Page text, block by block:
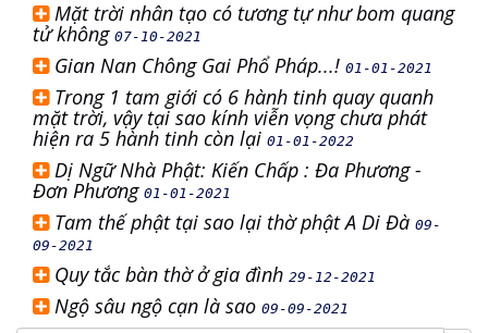
Mặt trời nhân tạo có tương tự như bom quang
tử không 07-10-2021
Gian Nan Chông Gai Phổ Pháp...! 01-01-2021
Trong 1 tam giới có 6 hành tinh quay quanh
mặt trời, vậy tại sao kính viễn vọng chưa phát
hiện ra 5 hành tinh còn lại 01-01-2022
Dị Ngữ Nhà Phật: Kiến Chấp : Đa Phương -
Đơn Phương 01-01-2021
Tam thế phật tại sao lại thờ phật A Di Đà 09-
09-2021
Quy tắc bàn thờ ở gia đình 29-12-2021
Ngộ sâu ngộ cạn là sao 09-09-2021